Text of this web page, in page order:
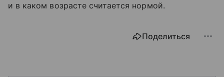
и в каком возрасте считается нормой.
Поделиться